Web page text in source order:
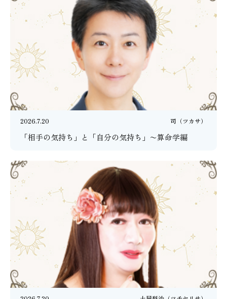
2026.7.20 司（ツカサ）
「相手の気持ち」と「自分の気持ち」〜算命学編